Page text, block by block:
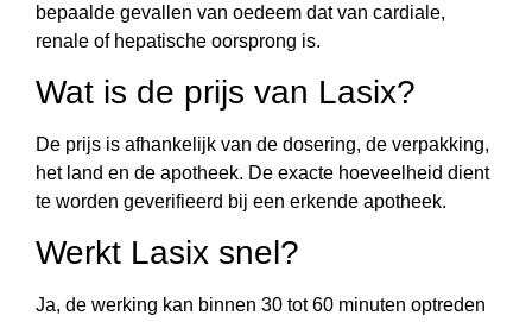
bepaalde gevallen van oedeem dat van cardiale,
renale of hepatische oorsprong is.
Wat is de prijs van Lasix?
De prijs is afhankelijk van de dosering, de verpakking,
het land en de apotheek. De exacte hoeveelheid dient
te worden geverifieerd bij een erkende apotheek.
Werkt Lasix snel?
Ja, de werking kan binnen 30 tot 60 minuten optreden